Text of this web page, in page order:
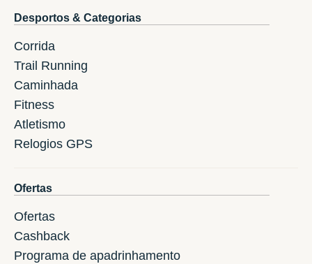
Desportos & Categorias
Corrida
Trail Running
Caminhada
Fitness
Atletismo
Relogios GPS
Ofertas
Ofertas
Cashback
Programa de apadrinhamento